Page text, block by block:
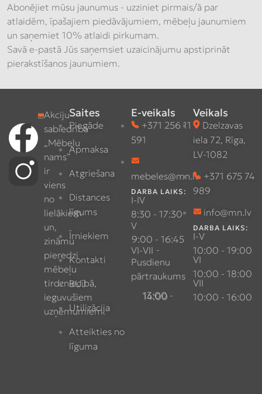
Abonējiet mūsu jaunumus - uzziniet pirmais/ā par
atlaidēm, īpašajiem piedāvājumiem, mēbeļu jaunumiem
un saņemiet 10% atlaidi pirkumam.
Savā e-pastā Jūs saņemsiet uzaicinājumu apstiprināt
pierakstīšanos jaunumiem.
Akciju
sabiedrība
„Mēbeļu
nams”
ir
viens
no
lielākiem
un,
zināmu
pieredzi
mēbeļu
tirdzniecībā,
ieguvušiem
uzņēmumiem.
Saites
Piegāde
Apmaksa
Atgriešana
Distances
līgums
Īrniekiem
Kontakti
BUJ
Utilizācija
Atteikties no
līguma
E-veikals
+371 256 11
591
mebeles@mn.lv
DARBA LAIKS:
I-IV
8:30 - 17:30
V
9:00 - 16:45
VI-VII -
Pusdienu
pārtraukums
13:00 - 14:00
Veikals
Dzelzavas
iela 72, Rīga,
LV-1082
+371 675 74
989
info@mn.lv
DARBA LAIKS:
I-V
10:00 - 19:00
VI
10:00 - 18:00
VII
10:00 - 16:00